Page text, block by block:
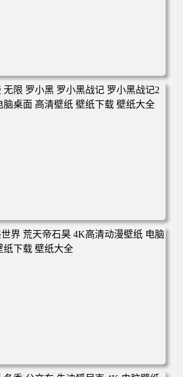
兰背靠背 夕阳 日落 4K动漫壁纸 电脑桌
载 壁纸大全
罗小黑 罗小黑战记 罗小黑战记2 风息
高清壁纸 壁纸下载 壁纸大全
荒天帝石昊 4K高清动漫壁纸 电脑桌面